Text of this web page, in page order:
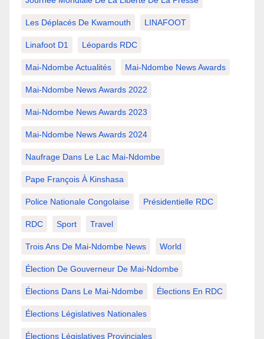
Les Déplacés De Kwamouth LINAFOOT
Linafoot D1 Léopards RDC
Mai-Ndombe Actualités Mai-Ndombe News Awards
Mai-Ndombe News Awards 2022
Mai-Ndombe News Awards 2023
Mai-Ndombe News Awards 2024
Naufrage Dans Le Lac Mai-Ndombe
Pape François À Kinshasa
Police Nationale Congolaise Présidentielle RDC
RDC Sport Travel
Trois Ans De Mai-Ndombe News World
Élection De Gouverneur De Mai-Ndombe
Élections Dans Le Mai-Ndombe Élections En RDC
Élections Législatives Nationales
Élections Législatives Provinciales